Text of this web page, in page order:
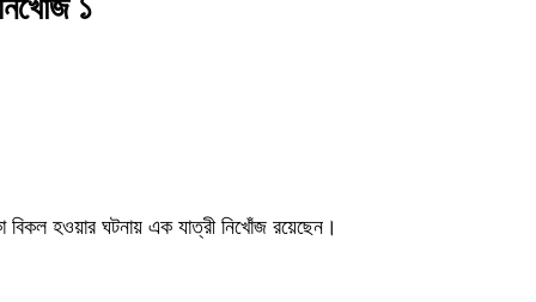
নিখোঁজ ১
বিকল হওয়ার ঘটনায় এক যাত্রী নিখোঁজ রয়েছেন।